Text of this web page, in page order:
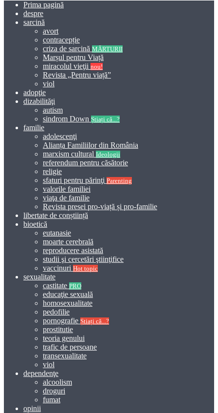
Prima pagină
despre
sarcină
avort
contracepție
criza de sarcină MĂRTURII
Marșul pentru Viață
miracolul vieţii nou!
Revista „Pentru viață”
viol
adopţie
dizabilităţi
autism
sindrom Down Știați că...?
familie
adolescenţi
Alianța Familiilor din România
marxism cultural Ideologii
referendum pentru căsătorie
religie
sfaturi pentru părinţi Parenting
valorile familiei
viaţa de familie
Revista presei pro-viață și pro-familie
libertate de conștiință
bioetică
eutanasie
moarte cerebrală
reproducere asistată
studii şi cercetări ştiinţifice
vaccinuri Hot topic
sexualitate
castitate PRO
educaţie sexuală
homosexualitate
pedofilie
pornografie Știați că...?
prostitutie
teoria genului
trafic de persoane
transexualitate
viol
dependenţe
alcoolism
droguri
fumat
opinii